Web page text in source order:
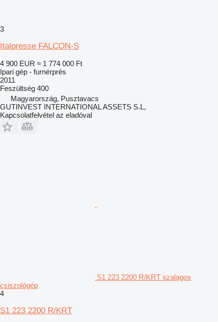
3
Italpresse FALCON-S
4 900 EUR ≈ 1 774 000 Ft
Ipari gép - furnérprés
2011
Feszültség 400
Magyarország, Pusztavacs
GUTINVEST INTERNATIONAL ASSETS S.L,
Kapcsolatfelvétel az eladóval
S1 223 2200 R/KRT szalagos
csiszológép
4
S1 223 2200 R/KRT